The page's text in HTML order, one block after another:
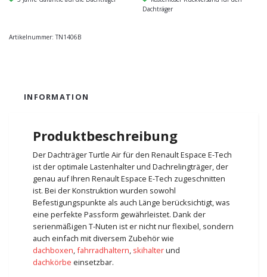
Dachträger
Artikelnummer: TN1406B
INFORMATION
Produktbeschreibung
Der Dachträger Turtle Air für den Renault Espace E-Tech
ist der optimale Lastenhalter und Dachrelingträger, der
genau auf Ihren Renault Espace E-Tech zugeschnitten
ist. Bei der Konstruktion wurden sowohl
Befestigungspunkte als auch Länge berücksichtigt, was
eine perfekte Passform gewährleistet. Dank der
serienmäßigen T-Nuten ist er nicht nur flexibel, sondern
auch einfach mit diversem Zubehör wie
dachboxen,fahrradhaltern, skihalterund
dachkörbe einsetzbar.